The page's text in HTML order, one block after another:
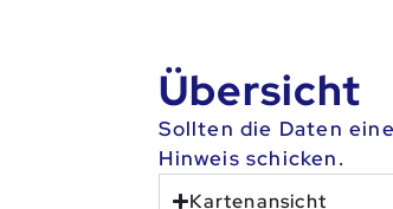
Übersicht
Sollten die Daten
Hinweis schicken.
Kartenansicht